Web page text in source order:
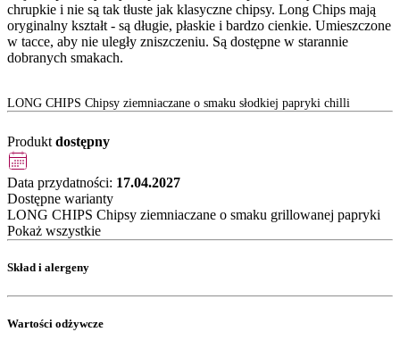
chrupkie i nie są tak tłuste jak klasyczne chipsy. Long Chips mają
oryginalny kształt - są długie, płaskie i bardzo cienkie. Umieszczone
w tacce, aby nie uległy zniszczeniu. Są dostępne w starannie
dobranych smakach.
LONG CHIPS Chipsy ziemniaczane o smaku słodkiej papryki chilli
Produkt dostępny
Data przydatności: 17.04.2027
Dostępne warianty
LONG CHIPS Chipsy ziemniaczane o smaku grillowanej papryki
Pokaż wszystkie
Skład i alergeny
Wartości odżywcze